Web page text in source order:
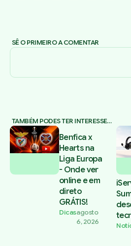
SÊ O PRIMEIRO A COMENTAR
TAMBÉM PODES TER INTERESSE…
Benfica x
Hearts na
Liga Europa
- Onde ver
online e em
direto
GRÁTIS!
Dicasagosto
6, 2026